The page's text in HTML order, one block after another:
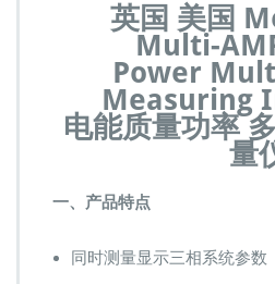
质
量
功
率
多
功
能
测
量
英国 美国
Multi-
Power
Measuring
电能质量功率
量
一、产品特点
同时测量显示三相系统参数